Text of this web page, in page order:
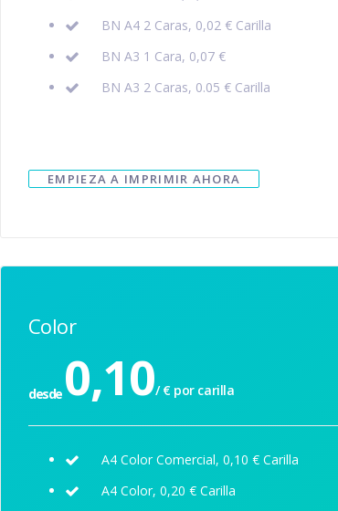
BN A4 2 Caras, 0,02 € Carilla
BN A3 1 Cara, 0,07 €
BN A3 2 Caras, 0.05 € Carilla
EMPIEZA A IMPRIMIR AHORA
Color
desde 0,10/ € por carilla
A4 Color Comercial, 0,10 € Carilla
A4 Color, 0,20 € Carilla